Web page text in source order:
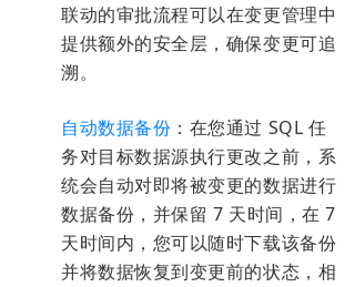
联动的审批流程可以在变更管理中
提供额外的安全层，确保变更可追
溯。
自动数据备份 ：在您通过 SQL 任
务对目标数据源执行更改之前，系
统会自动对即将被变更的数据进行
数据备份，并保留 7 天时间，在 7
天时间内，您可以随时下载该备份
并将数据恢复到变更前的状态，相